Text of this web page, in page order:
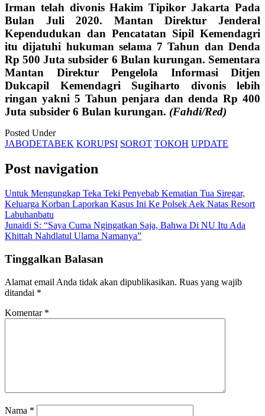
Irman telah divonis Hakim Tipikor Jakarta Pada
Bulan Juli 2020. Mantan Direktur Jenderal
Kependudukan dan Pencatatan Sipil Kemendagri
itu dijatuhi hukuman selama 7 Tahun dan Denda
Rp 500 Juta subsider 6 Bulan kurungan. Sementara
Mantan Direktur Pengelola Informasi Ditjen
Dukcapil Kemendagri Sugiharto divonis lebih
ringan yakni 5 Tahun penjara dan denda Rp 400
Juta subsider 6 Bulan kurungan. (Fahdi/Red)
Posted Under
JABODETABEK KORUPSI SOROT TOKOH UPDATE
Post navigation
Untuk Mengungkap Teka Teki Penyebab Kematian Tua Siregar,
Keluarga Korban Laporkan Kasus Ini Ke Polsek Aek Natas Resort
Labuhanbatu
Junaidi S: “Saya Cuma Ngingatkan Saja, Bahwa Di NU Itu Ada
Khittah Nahdlatul Ulama Namanya”
Tinggalkan Balasan
Alamat email Anda tidak akan dipublikasikan. Ruas yang wajib
ditandai *
Komentar *
Nama *